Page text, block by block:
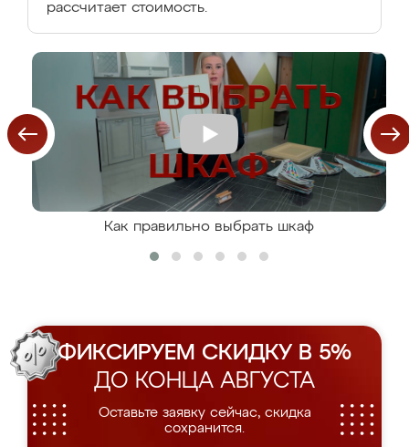
рассчитает стоимость.
Как правильно выбрать шкаф
ФИКСИРУЕМ СКИДКУ В 5%
ДО КОНЦА АВГУСТА
Оставьте заявку сейчас, скидка
сохранится.